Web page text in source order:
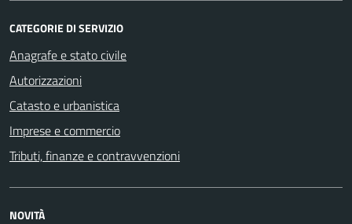
CATEGORIE DI SERVIZIO
Anagrafe e stato civile
Autorizzazioni
Catasto e urbanistica
Imprese e commercio
Tributi, finanze e contravvenzioni
NOVITÀ